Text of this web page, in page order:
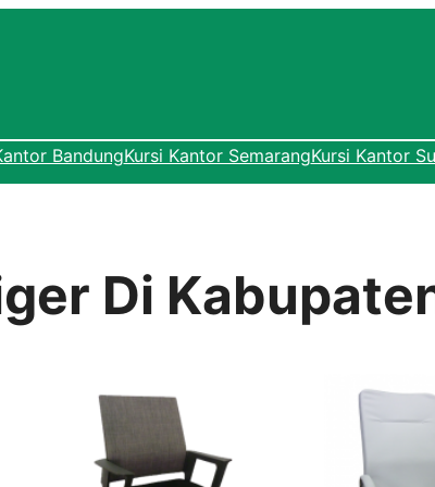
BandungKursi Kantor SemarangKursi Kantor
Di